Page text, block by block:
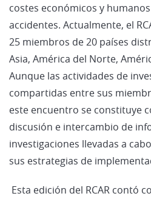
costes económicos y
accidentes. Actualmente, el
25 miembros de 20 países
Asia, América del Norte,
Aunque las actividades de
compartidas entre sus
este encuentro se constituye
discusión e intercambio de
investigaciones llevadas a
sus estrategias de
Esta edición del RCAR contó